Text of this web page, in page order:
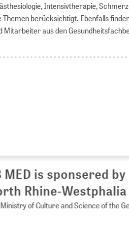
Intensivtherapie,
berücksichtigt. Ebenfalls
Mitarbeiter aus den
MED is sponsered
Rhine-Westphalia
of Culture and Science of the